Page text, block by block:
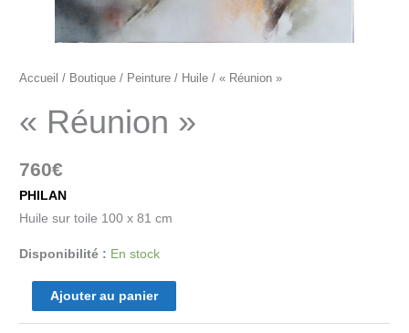
Accueil / Boutique / Peinture / Huile / « Réunion »
« Réunion »
760€
PHILAN
Huile sur toile 100 x 81 cm
Disponibilité : En stock
Ajouter au panier